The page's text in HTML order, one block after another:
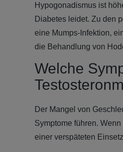
Hypogonadismus ist
Diabetes leidet. Zu den
eine Mumps-Infektion,
die Behandlung von
Welche
Der Mangel von
Symptome führen.
einer verspäteten